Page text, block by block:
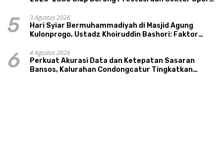
5
3 Agustus 2026
Hari Syiar Bermuhammadiyah di Masjid Agung
Kulonprogo, Ustadz Khoiruddin Bashori: Faktor
6
4 Agustus 2026
Perkuat Akurasi Data dan Ketepatan Sasaran
Bansos, Kalurahan Condongcatur Tingkatkan